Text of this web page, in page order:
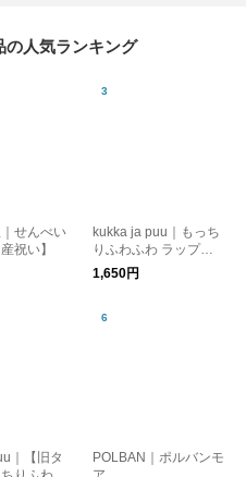
の人気ランキング
せんべい
祝い】
kukka ja puu｜もっち
りふわふわ ラップタ
オル プールタオル 60
cm 80cm
1,650円
｜【旧タ
POLBAN｜ポルバンモ